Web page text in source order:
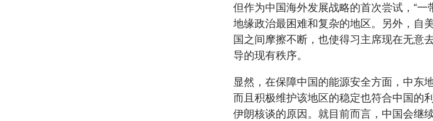
但作为中国海外发展战略的首次尝试，“一
地缘政治最困难和复杂的地区。另外，自
国之间摩擦不断，也使得习主席现在无意
导的现有秩序。
显然，在保障中国的能源安全方面，中东
而且积极维护该地区的稳定也符合中国的
伊朗核谈的原因。就目前而言，中国会继